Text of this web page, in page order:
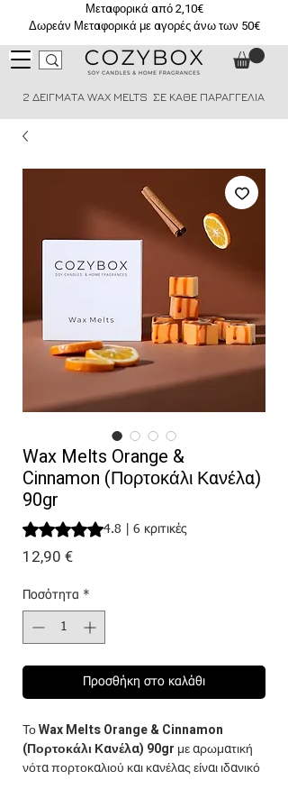
Μεταφορικά από 2,10€
Δωρεάν Μεταφορικά με αγορές άνω των 50€
2 ΔΕΙΓΜΑΤΑ WAX MELTS ΣΕ ΚΑΘΕ ΠΑΡΑΓΓΕΛΙΑ
Wax Melts Orange &
Cinnamon (Πορτοκάλι Κανέλα)
90gr
Rating is 4.8 out of five stars based on 6
4.8 | 6 κριτικές
12,90 €Τιμή
Ποσότητα *
Προσθήκη στο καλάθι
ΤοWax Melts Orange & Cinnamon
(Πορτοκάλι Κανέλα) 90gr με αρωματική
νότα πορτοκαλιού και κανέλας είναι ιδανικό